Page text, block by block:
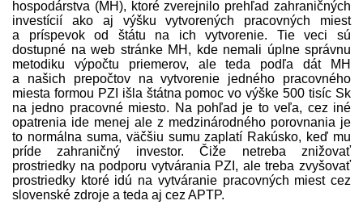
hospodárstva (MH), ktoré zverejnilo prehľad zahraničných
investícií ako aj výšku vytvorených pracovných miest
a príspevok od štátu na ich vytvorenie. Tie veci sú
dostupné na web stránke MH, kde nemali úplne správnu
metodiku výpočtu priemerov, ale teda podľa dát MH
a našich prepočtov na vytvorenie jedného pracovného
miesta formou PZI išla štátna pomoc vo výške 500 tisíc Sk
na jedno pracovné miesto. Na pohľad je to veľa, cez iné
opatrenia ide menej ale z medzinárodného porovnania je
to normálna suma, väčšiu sumu zaplatí Rakúsko, keď mu
príde zahraničný investor. Čiže netreba znižovať
prostriedky na podporu vytvárania PZI, ale treba zvyšovať
prostriedky ktoré idú na vytváranie pracovných miest cez
slovenské zdroje a teda aj cez APTP.